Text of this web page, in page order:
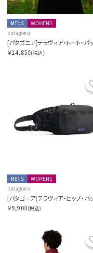
MENS
WOMENS
patagonia
￥14,850(税込)
MENS
WOMENS
patagonia
￥9,900(税込)